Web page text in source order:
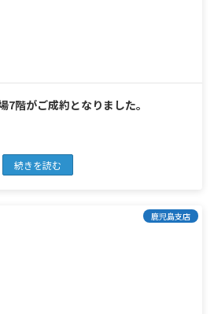
7階がご成約となりました。
続きを読む
鹿児島支店